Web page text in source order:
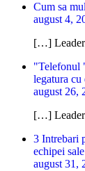
Cum sa
august 4,
[…]
"Telefonul
legatura cu
august 26,
[…]
3 Intrebari
echipei
august 31,